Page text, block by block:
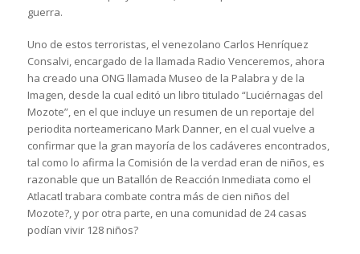
guerra.
Uno de estos terroristas, el venezolano Carlos Henríquez
Consalvi, encargado de la llamada Radio Venceremos, ahora
ha creado una ONG llamada Museo de la Palabra y de la
Imagen, desde la cual editó un libro titulado “Luciérnagas del
Mozote”, en el que incluye un resumen de un reportaje del
periodita norteamericano Mark Danner, en el cual vuelve a
confirmar que la gran mayoría de los cadáveres encontrados,
tal como lo afirma la Comisión de la verdad eran de niños, es
razonable que un Batallón de Reacción Inmediata como el
Atlacatl trabara combate contra más de cien niños del
Mozote?, y por otra parte, en una comunidad de 24 casas
podían vivir 128 niños?